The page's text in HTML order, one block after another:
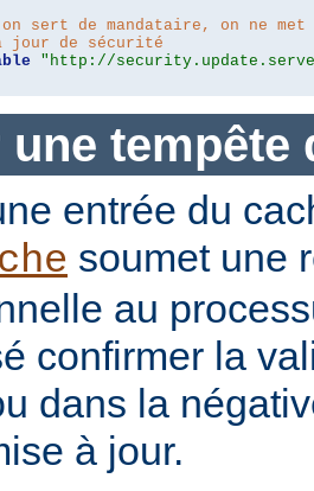
sert de mandataire, on ne
jour de sécurité
"http://
tempête
entrée du
soumet une
au
confirmer la
dans la
à jour.